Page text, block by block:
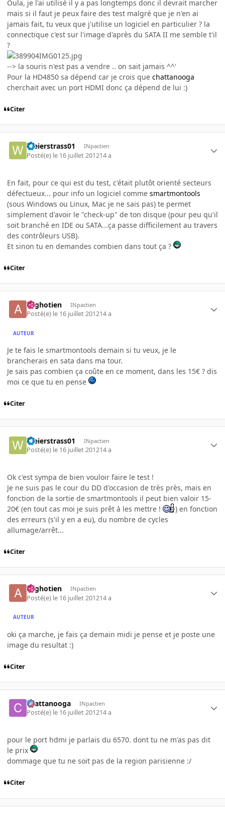
Oula, je l'ai utilisé il y a pas longtemps donc il devrait marcher
mais si il faut je peux faire des test malgré que je n'en ai
jamais fait, tu veux que j'utilise un logiciel en particulier ? la
connectique c'est sur l'image d'après du SATA II me semble t'il
?
--> la souris n'est pas a vendre .. on sait jamais ^^'
Pour la HD4850 sa dépend car je crois que chattanooga
cherchait avec un port HDMI donc ça dépend de lui :)
Citer
Weierstrass01 INpactien
Posté(e) le 16 juillet 201214 a
En fait, pour ce qui est du test, c'était plutôt orienté secteurs
défectueux... pour info un logiciel comme smartmontools
(sous Windows ou Linux, Mac je ne sais pas) te permet
simplement d'avoir le "check-up" de ton disque (pour peu qu'il
soit branché en IDE ou SATA...ça passe difficilement au travers
des contrôleurs USB).
Et sinon tu en demandes combien dans tout ça ?
Citer
Arghotien INpactien
Posté(e) le 16 juillet 201214 a
AUTEUR
Je te fais le smartmontools demain si tu veux, je le
brancherais en sata dans ma tour.
Je sais pas combien ça coûte en ce moment, dans les 15€ ? dis
moi ce que tu en pense
Citer
Weierstrass01 INpactien
Posté(e) le 16 juillet 201214 a
Ok c'est sympa de bien vouloir faire le test !
Je ne suis pas le cour du DD d'occasion de très près, mais en
fonction de la sortie de smartmontools il peut bien valoir 15-
20€ (en tout cas moi je suis prêt à les mettre !
) en fonction
des erreurs (s'il y en a eu), du nombre de cycles
allumage/arrêt...
Citer
Arghotien INpactien
Posté(e) le 16 juillet 201214 a
AUTEUR
oki ça marche, je fais ça demain midi je pense et je poste une
image du resultat :)
Citer
chattanooga INpactien
Posté(e) le 16 juillet 201214 a
pour le port hdmi je parlais du 6570. dont tu ne m'as pas dit
le prix
dommage que tu ne soit pas de la region parisienne :/
Citer